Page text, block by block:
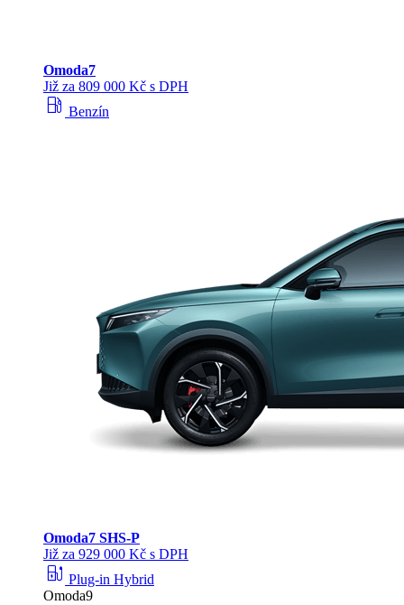
Omoda7
Již za 809 000 Kč s DPH
local_gas_station Benzín
Omoda7 SHS-P
Již za 929 000 Kč s DPH
ev_station Plug-in Hybrid
Omoda9